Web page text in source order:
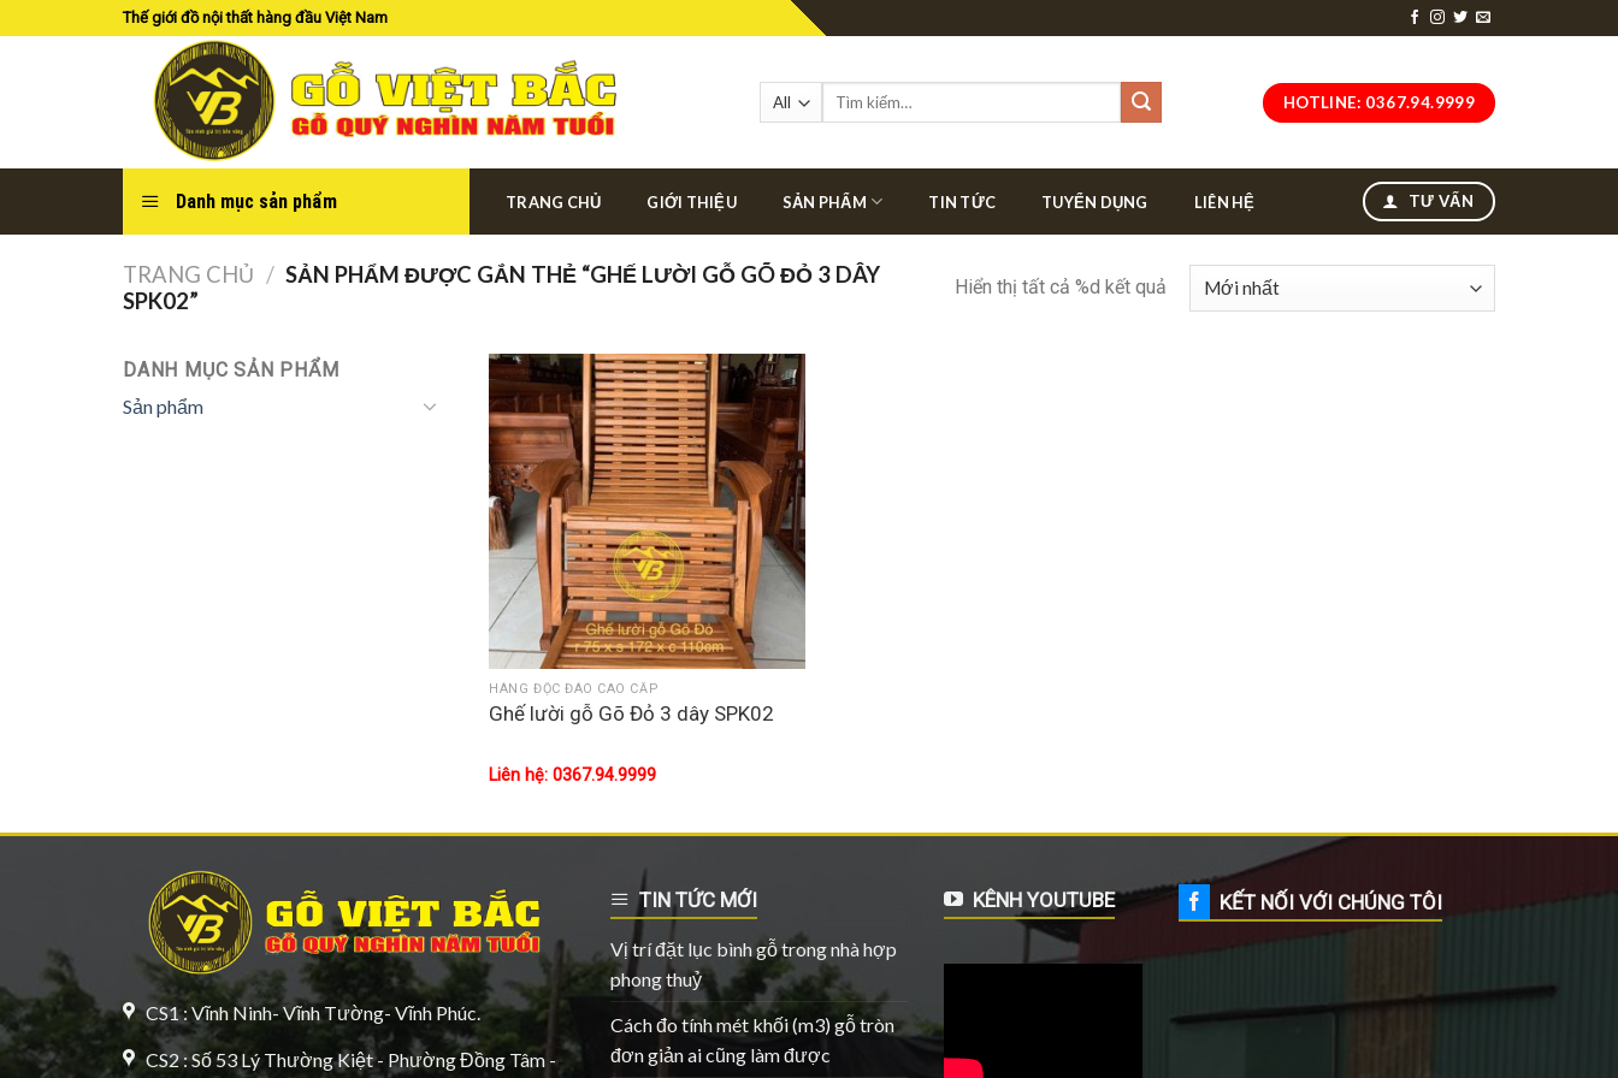
to
Thế giới đồ nội thất hàng đầu Việt Nam
Tìm
HOTLINE: 0367.94.9999
Danh mục sản phẩm TRANG CHỦ GIỚI THIỆU SẢN PHẨM TIN TỨC TUYỂN DỤNG LIÊN HỆ TƯ VẤN
TRANG CHỦ / SẢN PHẨM ĐƯỢC GẮN THẺ “GHẾ LƯỜI GỖ GÕ ĐỎ 3 DÂY
SPK02”
Hiển thị tất cả %d kết quả
DANH MỤC SẢN PHẨM
Sản phẩm
HÀNG ĐỘC ĐÁO CAO CẤP
Ghế lười gỗ Gõ Đỏ 3 dây SPK02
Liên hệ: 0367.94.9999
CS1 : Vĩnh Ninh- Vĩnh Tường- Vĩnh Phúc.
CS2 : Số 53 Lý Thường Kiệt - Phường Đồng Tâm -
TIN TỨC MỚI
Vị trí đặt lục bình gỗ trong nhà hợp
phong thuỷ
Cách đo tính mét khối (m3) gỗ tròn
đơn giản ai cũng làm được
KÊNH YOUTUBE KẾT NỐI VỚI CHÚNG TÔI